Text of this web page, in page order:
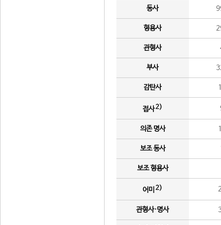
동사
형용사
관형사
부사
감탄사
접사2)
의존 명사
보조 동사
보조 형용사
어미 2)
관형사·명사